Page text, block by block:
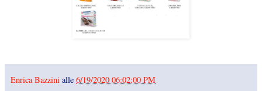
Enrica Bazzini alle 6/19/2020 06:02:00 PM